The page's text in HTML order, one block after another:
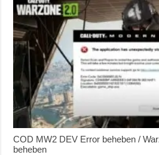
COD MW2 DEV Error beheben /
beheben